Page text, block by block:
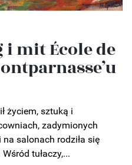
mit École de
życiem, sztuką i
zadymionych
salonach rodziła się
tułaczy,...